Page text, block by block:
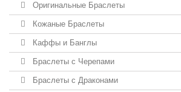
Оригинальные Браслеты
Кожаные Браслеты
Каффы и Банглы
Браслеты с Черепами
Браслеты с Драконами